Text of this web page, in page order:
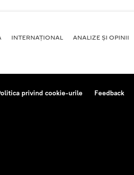
INTERNAŢIONAL ANALIZE ȘI OPINII
privind cookie-urile Feedback